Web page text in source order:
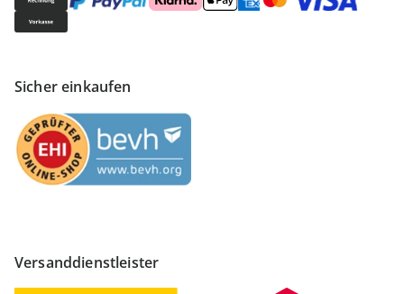
Sicher einkaufen
Versanddienstleister